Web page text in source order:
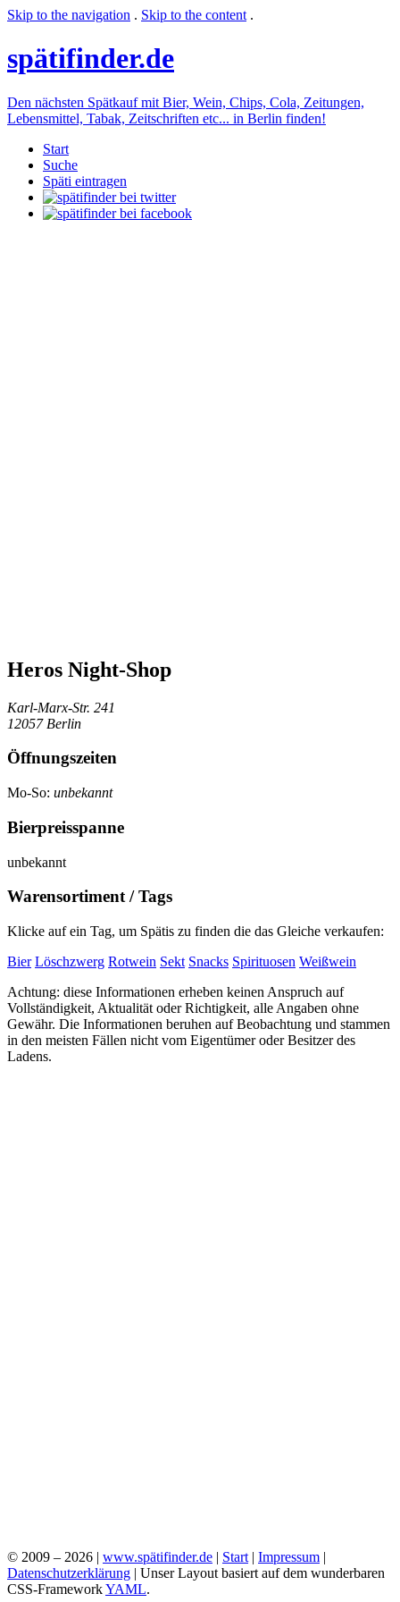
Skip to the navigation . Skip to the content .
spätifinder.de
Den nächsten Spätkauf mit Bier, Wein, Chips, Cola, Zeitungen,
Lebensmittel, Tabak, Zeitschriften etc... in Berlin finden!
Start
Suche
Späti eintragen
Heros Night-Shop
Karl-Marx-Str. 241
12057 Berlin
Öffnungszeiten
Mo-So: unbekannt
Bierpreisspanne
unbekannt
Warensortiment / Tags
Klicke auf ein Tag, um Spätis zu finden die das Gleiche verkaufen:
Bier Löschzwerg Rotwein Sekt Snacks Spirituosen Weißwein
Achtung: diese Informationen erheben keinen Anspruch auf
Vollständigkeit, Aktualität oder Richtigkeit, alle Angaben ohne
Gewähr. Die Informationen beruhen auf Beobachtung und stammen
in den meisten Fällen nicht vom Eigentümer oder Besitzer des
Ladens.
© 2009 – 2026 | www.spätifinder.de | Start | Impressum |
Datenschutzerklärung | Unser Layout basiert auf dem wunderbaren
CSS-FrameworkYAML.